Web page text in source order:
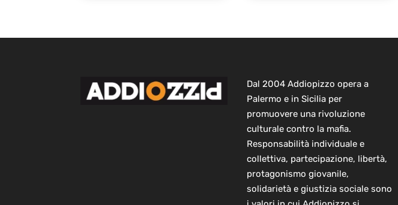
Dal 2004 Addiopizzo opera a
Palermo e in Sicilia per
promuovere una rivoluzione
culturale contro la mafia.
Responsabilità individuale e
collettiva, partecipazione, libertà,
protagonismo giovanile,
solidarietà e giustizia sociale sono